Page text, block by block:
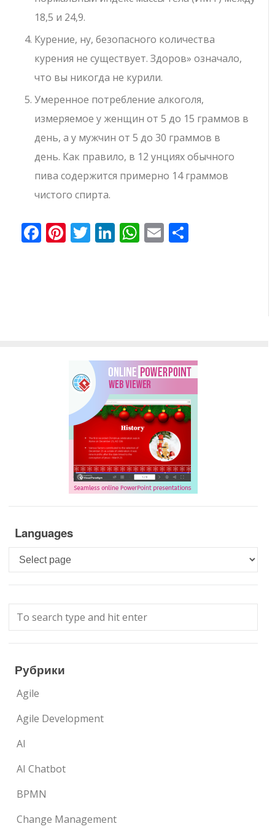
18,5 и 24,9.
Курение, ну, безопасного количества
курения не существует. Здоров» означало,
что вы никогда не курили.
Умеренное потребление алкоголя,
измеряемое у женщин от 5 до 15 граммов в
день, а у мужчин от 5 до 30 граммов в
день. Как правило, в 12 унциях обычного
пива содержится примерно 14 граммов
чистого спирта.
Facebook
Pinterest
Twitter
LinkedIn
WhatsApp
Email
Languages
Languages
Рубрики
Agile
Agile Development
AI
AI Chatbot
BPMN
Change Management